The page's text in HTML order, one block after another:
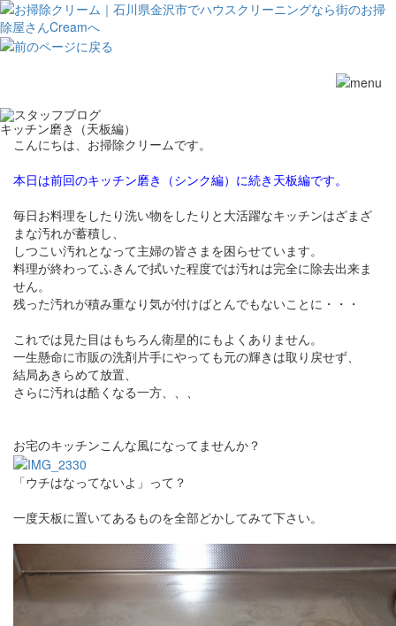
Toggle
キッチン磨き（天板編）
こんにちは、お掃除クリームです。
本日は前回のキッチン磨き（シンク編） に続き天板編です。
毎日お料理をしたり洗い物をしたりと大活躍なキッチンはざまざ
まな汚れが蓄積し、
しつこい汚れとなって主婦の皆さまを困らせています。
料理が終わってふきんで拭いた程度では汚れは完全に除去出来ま
せん。
残った汚れが積み重なり気が付けばとんでもないことに・・・
これでは見た目はもちろん衛星的にもよくありません。
一生懸命に市販の洗剤片手にやっても元の輝きは取り戻せず、
結局あきらめて放置、
さらに汚れは酷くなる一方、、、
お宅のキッチンこんな風になってませんか？
「ウチはなってないよ」って？
一度天板に置いてあるものを全部どかしてみて下さい。